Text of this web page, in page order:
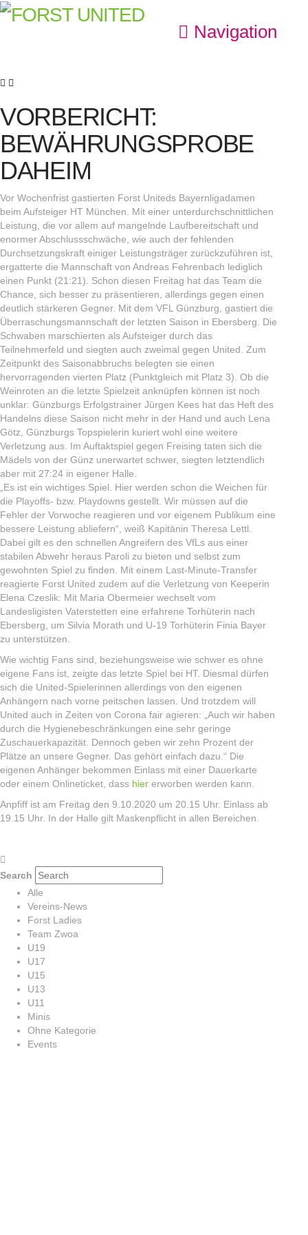
Navigation
VORBERICHT:
BEWÄHRUNGSPROBE
DAHEIM
Vor Wochenfrist gastierten Forst Uniteds Bayernligadamen
beim Aufsteiger HT München. Mit einer unterdurchschnittlichen
Leistung, die vor allem auf mangelnde Laufbereitschaft und
enormer Abschlussschwäche, wie auch der fehlenden
Durchsetzungskraft einiger Leistungsträger zurückzuführen ist,
ergatterte die Mannschaft von Andreas Fehrenbach lediglich
einen Punkt (21:21). Schon diesen Freitag hat das Team die
Chance, sich besser zu präsentieren, allerdings gegen einen
deutlich stärkeren Gegner. Mit dem VFL Günzburg, gastiert die
Überraschungsmannschaft der letzten Saison in Ebersberg. Die
Schwaben marschierten als Aufsteiger durch das
Teilnehmerfeld und siegten auch zweimal gegen United. Zum
Zeitpunkt des Saisonabbruchs belegten sie einen
hervorragenden vierten Platz (Punktgleich mit Platz 3). Ob die
Weinroten an die letzte Spielzeit anknüpfen können ist noch
unklar: Günzburgs Erfolgstrainer Jürgen Kees hat das Heft des
Handelns diese Saison nicht mehr in der Hand und auch Lena
Götz, Günzburgs Topspielerin kuriert wohl eine weitere
Verletzung aus. Im Auftaktspiel gegen Freising taten sich die
Mädels von der Günz unerwartet schwer, siegten letztendlich
aber mit 27:24 in eigener Halle.
„Es ist ein wichtiges Spiel. Hier werden schon die Weichen für
die Playoffs- bzw. Playdowns gestellt. Wir müssen auf die
Fehler der Vorwoche reagieren und vor eigenem Publikum eine
bessere Leistung abliefern“, weiß Kapitänin Theresa Lettl.
Dabei gilt es den schnellen Angreifern des VfLs aus einer
stabilen Abwehr heraus Paroli zu bieten und selbst zum
gewohnten Spiel zu finden. Mit einem Last-Minute-Transfer
reagierte Forst United zudem auf die Verletzung von Keeperin
Elena Czeslik: Mit Maria Obermeier wechselt vom
Landesligisten Vaterstetten eine erfahrene Torhüterin nach
Ebersberg, um Silvia Morath und U-19 Torhüterin Finia Bayer
zu unterstützen.
Wie wichtig Fans sind, beziehungsweise wie schwer es ohne
eigene Fans ist, zeigte das letzte Spiel bei HT. Diesmal dürfen
sich die United-Spielerinnen allerdings von den eigenen
Anhängern nach vorne peitschen lassen. Und trotzdem will
United auch in Zeiten von Corona fair agieren: „Auch wir haben
durch die Hygienebeschränkungen eine sehr geringe
Zuschauerkapazität. Dennoch geben wir zehn Prozent der
Plätze an unsere Gegner. Das gehört einfach dazu.“ Die
eigenen Anhänger bekommen Einlass mit einer Dauerkarte
oder einem Onlineticket, dass hier erworben werden kann.
Anpfiff ist am Freitag den 9.10.2020 um 20.15 Uhr. Einlass ab
19.15 Uhr. In der Halle gilt Maskenpflicht in allen Bereichen.
Search
Alle
Vereins-News
Forst Ladies
Team Zwoa
U19
U17
U15
U13
U11
Minis
Ohne Kategorie
Events